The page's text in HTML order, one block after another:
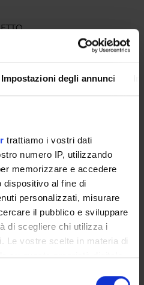
Impostazioni degli annunci
trattiamo i vostri dati
numero IP, utilizzando
memorizzare e accedere
al fine di
personalizzati, misurare
il pubblico e sviluppare
di scegliere chi utilizza i
Le vostre scelte in materia di
su questa proprietà digitale